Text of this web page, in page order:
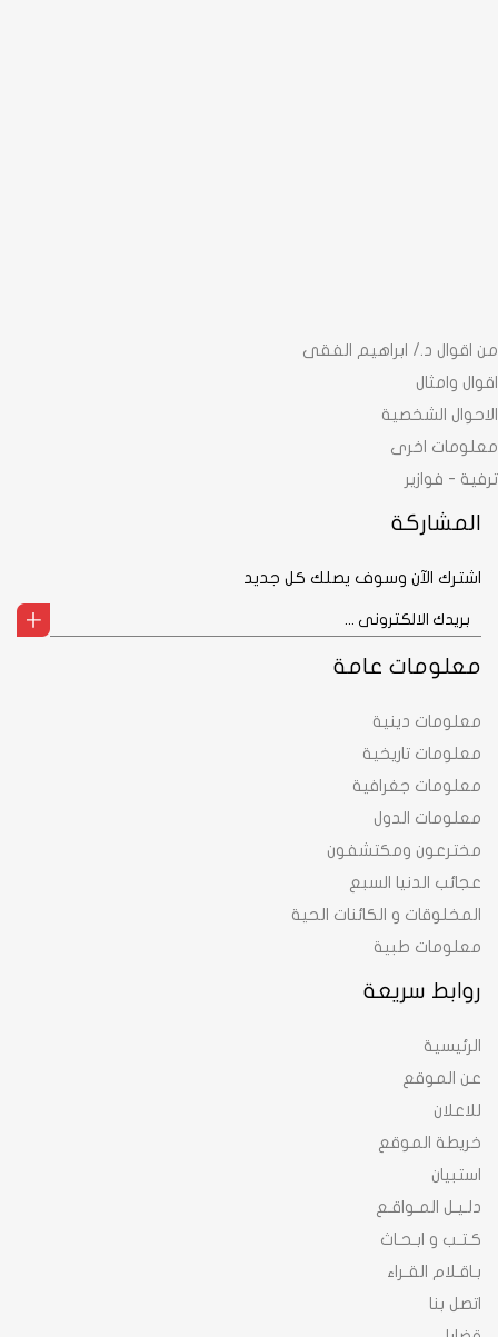
روابط سريعة
الرئيسية
عن الموقع
للاعلان
خريطة الموقع
استبيان
دلـيـل المـواقـع
كـتـب و ابـحـاث
بـاقـلام القـراء
اتصل بنا
معلومات عامة
معلومات دينية
معلومات تاريخية
معلومات جغرافية
معلومات الدول
مخترعون ومكتشفون
عجائب الدنيا السبع
المخلوقات و الكائنات الحية
معلومات طبية
من اقوال د./ ابراهيم الفقى
اقوال وامثال
الاحوال الشخصية
معلومات اخرى
ترفية - فوازير
المشاركة
اشترك الآن وسوف يصلك كل جديد